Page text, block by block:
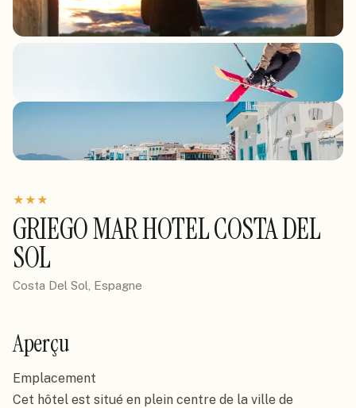
★★★
GRIEGO MAR HOTEL COSTA DEL
SOL
Costa Del Sol, Espagne
Aperçu
Emplacement
Cet hôtel est situé en plein centre de la ville de